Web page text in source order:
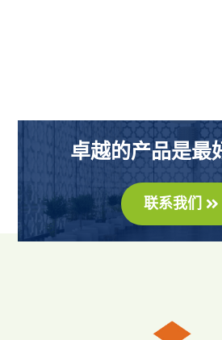
卓越的产品是最
联系我们